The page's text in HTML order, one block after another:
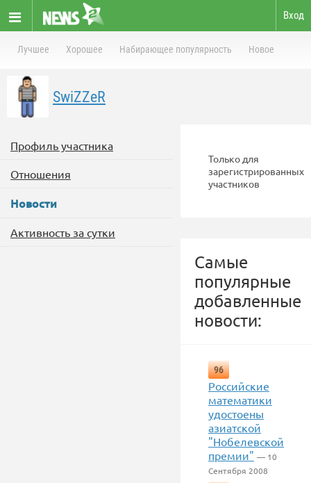
Вход
Лучшее Хорошее Набирающее популярность Новое
SwiZZeR
Профиль участника
Отношения
Новости
Активность за сутки
Только для
зарегистрированных
участников
Самые
популярные
добавленные
новости:
96
Российские
математики
удостоены
азиатской
"Нобелевской
премии" — 10
Сентября 2008